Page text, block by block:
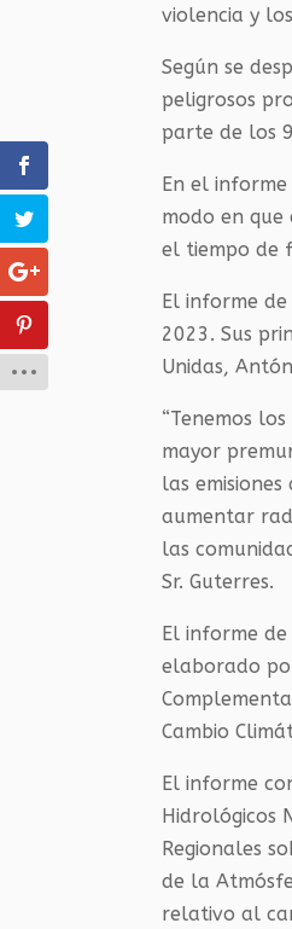
violencia y
Según se
peligrosos
parte de los
En el informe
modo en
el tiempo de
El informe
2023. Sus
Unidas,
“Tenemos
mayor
las
aumentar
las
Sr. Guterres.
El informe
elaborado
Cambio
El informe
Hidrológicos
Regionales
de la
relativo al